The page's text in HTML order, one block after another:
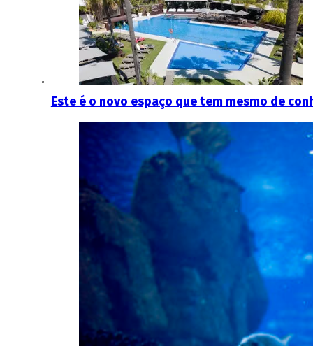
Este é o novo espaço que tem mesmo de